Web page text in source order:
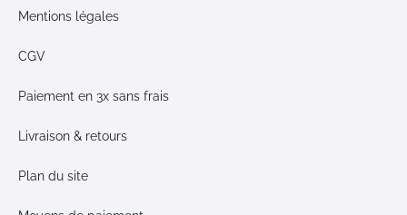
Mentions légales
CGV
Paiement en 3x sans frais
Livraison & retours
Plan du site